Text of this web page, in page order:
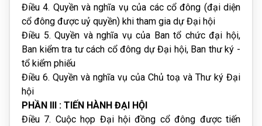
Điều 4. Quyền và nghĩa vụ của các cổ đông (đại diện
cổ đông được uỷ quyền) khi tham gia dự Đại hội
Điều 5. Quyền và nghĩa vụ của Ban tổ chức đại hội,
Ban kiểm tra tư cách cổ đông dự Đại hội, Ban thư ký -
tổ kiểm phiếu
Điều 6. Quyền và nghĩa vụ của Chủ toạ và Thư ký Đại
hội
PHẦN III : TIẾN HÀNH ĐẠI HỘI
Điều 7. Cuộc họp Đại hội đồng cổ đông được tiến